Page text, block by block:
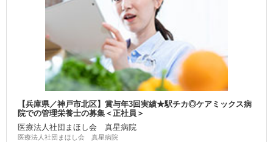
【兵庫県／神戸市北区】賞与年3回実績★駅チカ◎ケアミックス病
院での管理栄養士の募集＜正社員＞
医療法人社団まほし会 真星病院
医療法人社団まほし会 真星病院